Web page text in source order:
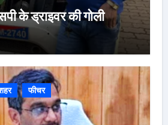
के ड्राइवर की गोली
फीचर